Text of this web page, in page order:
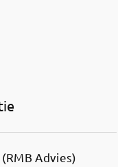
Advies)